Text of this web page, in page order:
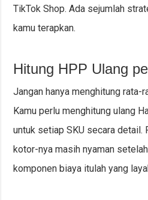
TikTok Shop. Ada sejumlah
kamu terapkan.
Hitung HPP Ulang
Jangan hanya menghitung rata-
Kamu perlu menghitung ulang
untuk setiap SKU secara detail.
kotor-nya masih nyaman
komponen biaya itulah yang